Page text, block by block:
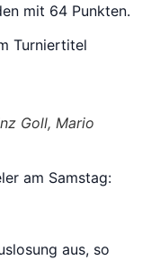
mit 64 Punkten.
Turniertitel
Goll, Mario
am Samstag:
aus, so